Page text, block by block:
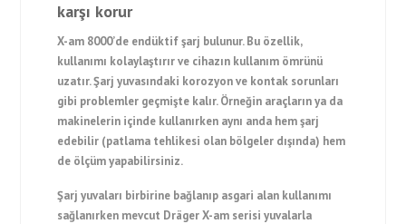
karşı korur
X-am 8000’de endüktif şarj bulunur. Bu özellik,
kullanımı kolaylaştırır ve cihazın kullanım ömrünü
uzatır. Şarj yuvasındaki korozyon ve kontak sorunları
gibi problemler geçmişte kalır. Örneğin araçların ya da
makinelerin içinde kullanırken aynı anda hem şarj
edebilir (patlama tehlikesi olan bölgeler dışında) hem
de ölçüm yapabilirsiniz.
Şarj yuvaları birbirine bağlanıp asgari alan kullanımı
sağlanırken mevcut Dräger X-am serisi yuvalarla